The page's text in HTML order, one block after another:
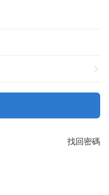
找回密碼